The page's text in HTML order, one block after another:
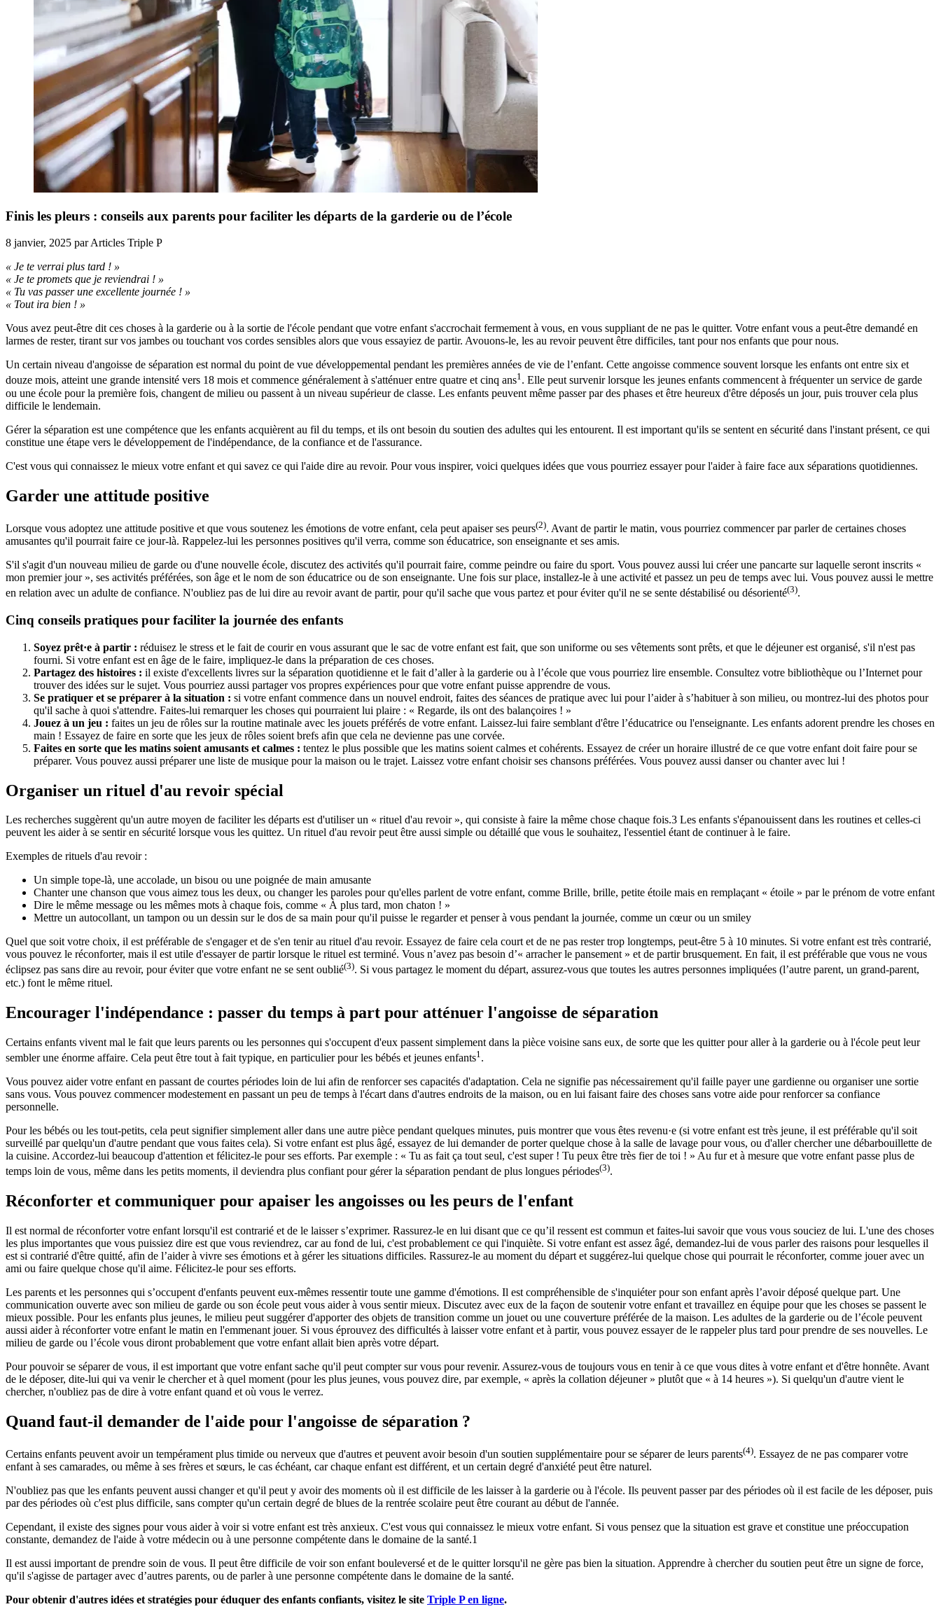
Finis les pleurs : conseils aux parents pour faciliter les départs de la garderie ou de l’école
8 janvier, 2025 parArticles Triple P
« Je te verrai plus tard ! »
« Je te promets que je reviendrai ! »
« Tu vas passer une excellente journée ! »
« Tout ira bien ! »
Vous avez peut-être dit ces choses à la garderie ou à la sortie de l'école pendant que votre enfant s'accrochait fermement à vous, en vous suppliant de ne pas le quitter. Votre enfant vous a peut-être demandé en
larmes de rester, tirant sur vos jambes ou touchant vos cordes sensibles alors que vous essayiez de partir. Avouons-le, les au revoir peuvent être difficiles, tant pour nos enfants que pour nous.
Un certain niveau d'angoisse de séparation est normal du point de vue développemental pendant les premières années de vie de l’enfant. Cette angoisse commence souvent lorsque les enfants ont entre six et
douze mois, atteint une grande intensité vers 18 mois et commence généralement à s'atténuer entre quatre et cinq ans1. Elle peut survenir lorsque les jeunes enfants commencent à fréquenter un service de garde
ou une école pour la première fois, changent de milieu ou passent à un niveau supérieur de classe. Les enfants peuvent même passer par des phases et être heureux d'être déposés un jour, puis trouver cela plus
difficile le lendemain.
Gérer la séparation est une compétence que les enfants acquièrent au fil du temps, et ils ont besoin du soutien des adultes qui les entourent. Il est important qu'ils se sentent en sécurité dans l'instant présent, ce qui
constitue une étape vers le développement de l'indépendance, de la confiance et de l'assurance.
C'est vous qui connaissez le mieux votre enfant et qui savez ce qui l'aide dire au revoir. Pour vous inspirer, voici quelques idées que vous pourriez essayer pour l'aider à faire face aux séparations quotidiennes.
Garder une attitude positive
Lorsque vous adoptez une attitude positive et que vous soutenez les émotions de votre enfant, cela peut apaiser ses peurs(2). Avant de partir le matin, vous pourriez commencer par parler de certaines choses
amusantes qu'il pourrait faire ce jour-là. Rappelez-lui les personnes positives qu'il verra, comme son éducatrice, son enseignante et ses amis.
S'il s'agit d'un nouveau milieu de garde ou d'une nouvelle école, discutez des activités qu'il pourrait faire, comme peindre ou faire du sport. Vous pouvez aussi lui créer une pancarte sur laquelle seront inscrits «
mon premier jour », ses activités préférées, son âge et le nom de son éducatrice ou de son enseignante. Une fois sur place, installez-le à une activité et passez un peu de temps avec lui. Vous pouvez aussi le mettre
en relation avec un adulte de confiance. N'oubliez pas de lui dire au revoir avant de partir, pour qu'il sache que vous partez et pour éviter qu'il ne se sente déstabilisé ou désorienté(3).
Cinq conseils pratiques pour faciliter la journée des enfants
Soyez prêt·e à partir : réduisez le stress et le fait de courir en vous assurant que le sac de votre enfant est fait, que son uniforme ou ses vêtements sont prêts, et que le déjeuner est organisé, s'il n'est pas
fourni. Si votre enfant est en âge de le faire, impliquez-le dans la préparation de ces choses.
Partagez des histoires : il existe d'excellents livres sur la séparation quotidienne et le fait d’aller à la garderie ou à l’école que vous pourriez lire ensemble. Consultez votre bibliothèque ou l’Internet pour
trouver des idées sur le sujet. Vous pourriez aussi partager vos propres expériences pour que votre enfant puisse apprendre de vous.
Se pratiquer et se préparer à la situation : si votre enfant commence dans un nouvel endroit, faites des séances de pratique avec lui pour l’aider à s’habituer à son milieu, ou montrez-lui des photos pour
qu'il sache à quoi s'attendre. Faites-lui remarquer les choses qui pourraient lui plaire : « Regarde, ils ont des balançoires ! »
Jouez à un jeu : faites un jeu de rôles sur la routine matinale avec les jouets préférés de votre enfant. Laissez-lui faire semblant d'être l’éducatrice ou l'enseignante. Les enfants adorent prendre les choses en
main ! Essayez de faire en sorte que les jeux de rôles soient brefs afin que cela ne devienne pas une corvée.
Faites en sorte que les matins soient amusants et calmes : tentez le plus possible que les matins soient calmes et cohérents. Essayez de créer un horaire illustré de ce que votre enfant doit faire pour se
préparer. Vous pouvez aussi préparer une liste de musique pour la maison ou le trajet. Laissez votre enfant choisir ses chansons préférées. Vous pouvez aussi danser ou chanter avec lui !
Organiser un rituel d'au revoir spécial
Les recherches suggèrent qu'un autre moyen de faciliter les départs est d'utiliser un « rituel d'au revoir », qui consiste à faire la même chose chaque fois.3 Les enfants s'épanouissent dans les routines et celles-ci
peuvent les aider à se sentir en sécurité lorsque vous les quittez. Un rituel d'au revoir peut être aussi simple ou détaillé que vous le souhaitez, l'essentiel étant de continuer à le faire.
Exemples de rituels d'au revoir :
Un simple tope-là, une accolade, un bisou ou une poignée de main amusante
Chanter une chanson que vous aimez tous les deux, ou changer les paroles pour qu'elles parlent de votre enfant, comme Brille, brille, petite étoile mais en remplaçant « étoile » par le prénom de votre enfant
Dire le même message ou les mêmes mots à chaque fois, comme « À plus tard, mon chaton ! »
Mettre un autocollant, un tampon ou un dessin sur le dos de sa main pour qu'il puisse le regarder et penser à vous pendant la journée, comme un cœur ou un smiley
Quel que soit votre choix, il est préférable de s'engager et de s'en tenir au rituel d'au revoir. Essayez de faire cela court et de ne pas rester trop longtemps, peut-être 5 à 10 minutes. Si votre enfant est très contrarié,
vous pouvez le réconforter, mais il est utile d'essayer de partir lorsque le rituel est terminé. Vous n’avez pas besoin d’« arracher le pansement » et de partir brusquement. En fait, il est préférable que vous ne vous
éclipsez pas sans dire au revoir, pour éviter que votre enfant ne se sent oublié(3). Si vous partagez le moment du départ, assurez-vous que toutes les autres personnes impliquées (l’autre parent, un grand-parent,
etc.) font le même rituel.
Encourager l'indépendance : passer du temps à part pour atténuer l'angoisse de séparation
Certains enfants vivent mal le fait que leurs parents ou les personnes qui s'occupent d'eux passent simplement dans la pièce voisine sans eux, de sorte que les quitter pour aller à la garderie ou à l'école peut leur
sembler une énorme affaire. Cela peut être tout à fait typique, en particulier pour les bébés et jeunes enfants1 .
Vous pouvez aider votre enfant en passant de courtes périodes loin de lui afin de renforcer ses capacités d'adaptation. Cela ne signifie pas nécessairement qu'il faille payer une gardienne ou organiser une sortie
sans vous. Vous pouvez commencer modestement en passant un peu de temps à l'écart dans d'autres endroits de la maison, ou en lui faisant faire des choses sans votre aide pour renforcer sa confiance
personnelle.
Pour les bébés ou les tout-petits, cela peut signifier simplement aller dans une autre pièce pendant quelques minutes, puis montrer que vous êtes revenu·e (si votre enfant est très jeune, il est préférable qu'il soit
surveillé par quelqu'un d'autre pendant que vous faites cela). Si votre enfant est plus âgé, essayez de lui demander de porter quelque chose à la salle de lavage pour vous, ou d'aller chercher une débarbouillette de
la cuisine. Accordez-lui beaucoup d'attention et félicitez-le pour ses efforts. Par exemple : « Tu as fait ça tout seul, c'est super ! Tu peux être très fier de toi ! » Au fur et à mesure que votre enfant passe plus de
temps loin de vous, même dans les petits moments, il deviendra plus confiant pour gérer la séparation pendant de plus longues périodes(3).
Réconforter et communiquer pour apaiser les angoisses ou les peurs de l'enfant
Il est normal de réconforter votre enfant lorsqu'il est contrarié et de le laisser s’exprimer. Rassurez-le en lui disant que ce qu’il ressent est commun et faites-lui savoir que vous vous souciez de lui. L'une des choses
les plus importantes que vous puissiez dire est que vous reviendrez, car au fond de lui, c'est probablement ce qui l'inquiète. Si votre enfant est assez âgé, demandez-lui de vous parler des raisons pour lesquelles il
est si contrarié d'être quitté, afin de l’aider à vivre ses émotions et à gérer les situations difficiles. Rassurez-le au moment du départ et suggérez-lui quelque chose qui pourrait le réconforter, comme jouer avec un
ami ou faire quelque chose qu'il aime. Félicitez-le pour ses efforts.
Les parents et les personnes qui s’occupent d'enfants peuvent eux-mêmes ressentir toute une gamme d'émotions. Il est compréhensible de s'inquiéter pour son enfant après l’avoir déposé quelque part. Une
communication ouverte avec son milieu de garde ou son école peut vous aider à vous sentir mieux. Discutez avec eux de la façon de soutenir votre enfant et travaillez en équipe pour que les choses se passent le
mieux possible. Pour les enfants plus jeunes, le milieu peut suggérer d'apporter des objets de transition comme un jouet ou une couverture préférée de la maison. Les adultes de la garderie ou de l’école peuvent
aussi aider à réconforter votre enfant le matin en l'emmenant jouer. Si vous éprouvez des difficultés à laisser votre enfant et à partir, vous pouvez essayer de le rappeler plus tard pour prendre de ses nouvelles. Le
milieu de garde ou l’école vous diront probablement que votre enfant allait bien après votre départ.
Pour pouvoir se séparer de vous, il est important que votre enfant sache qu'il peut compter sur vous pour revenir. Assurez-vous de toujours vous en tenir à ce que vous dites à votre enfant et d'être honnête. Avant
de le déposer, dite-lui qui va venir le chercher et à quel moment (pour les plus jeunes, vous pouvez dire, par exemple, « après la collation déjeuner » plutôt que « à 14 heures »). Si quelqu'un d'autre vient le
chercher, n'oubliez pas de dire à votre enfant quand et où vous le verrez.
Quand faut-il demander de l'aide pour l'angoisse de séparation ?
Certains enfants peuvent avoir un tempérament plus timide ou nerveux que d'autres et peuvent avoir besoin d'un soutien supplémentaire pour se séparer de leurs parents(4). Essayez de ne pas comparer votre
enfant à ses camarades, ou même à ses frères et sœurs, le cas échéant, car chaque enfant est différent, et un certain degré d'anxiété peut être naturel.
N'oubliez pas que les enfants peuvent aussi changer et qu'il peut y avoir des moments où il est difficile de les laisser à la garderie ou à l'école. Ils peuvent passer par des périodes où il est facile de les déposer, puis
par des périodes où c'est plus difficile, sans compter qu'un certain degré de blues de la rentrée scolaire peut être courant au début de l'année.
Cependant, il existe des signes pour vous aider à voir si votre enfant est très anxieux. C'est vous qui connaissez le mieux votre enfant. Si vous pensez que la situation est grave et constitue une préoccupation
constante, demandez de l'aide à votre médecin ou à une personne compétente dans le domaine de la santé.1
Il est aussi important de prendre soin de vous. Il peut être difficile de voir son enfant bouleversé et de le quitter lorsqu'il ne gère pas bien la situation. Apprendre à chercher du soutien peut être un signe de force,
qu'il s'agisse de partager avec d’autres parents, ou de parler à une personne compétente dans le domaine de la santé.
Pour obtenir d'autres idées et stratégies pour éduquer des enfants confiants, visitez le site Triple P en ligne.